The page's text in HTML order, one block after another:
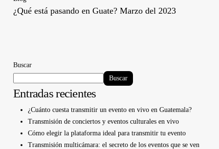
¿Qué está pasando en Guate? Marzo del 2023
Buscar
Buscar
Entradas recientes
¿Cuánto cuesta transmitir un evento en vivo en Guatemala?
Transmisión de conciertos y eventos culturales en vivo
Cómo elegir la plataforma ideal para transmitir tu evento
Transmisión multicámara: el secreto de los eventos que se ven